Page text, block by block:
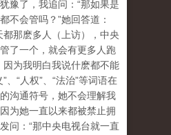
豫了，我追问：“那如果是
不会管吗？”她回答道：
都那麽多人（上访），中央
了一个，就会有更多人跑
因为我明白我说什麽都不能
、“人权”、“法治”等词语在
沟通符号，她不会理解我
为她一直以来都被禁止拥
问：“那中央电视台就一直